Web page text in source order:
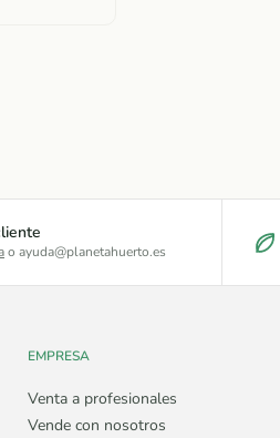
o ayuda@planetahuerto.es
EMPRESA
Venta a profesionales
Vende con nosotros